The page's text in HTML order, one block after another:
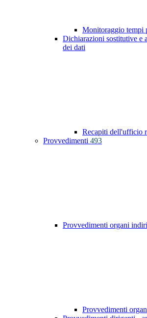
Monitoraggio tempi
Dichiarazioni sostitutive e
dei dati
Recapiti dell'ufficio
Provvedimenti 493
Provvedimenti organi
Provvedimenti